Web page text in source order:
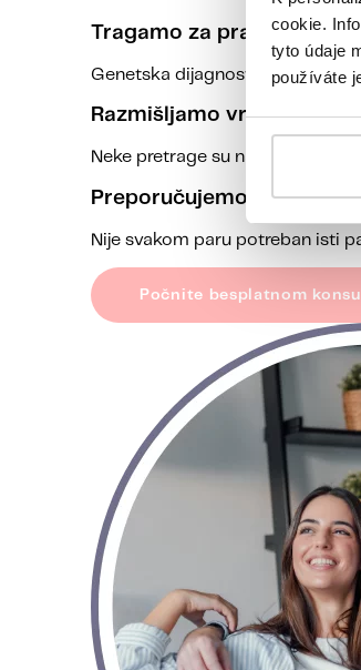
cookie.
tyto údaje
používáte
Tragamo za pravim
Genetska dijagnostika može
Razmišljamo vremenski
Neke pretrage su najkorisnije
Preporučujemo ciljano
Nije svakom paru potreban isti
Počnite besplatnom